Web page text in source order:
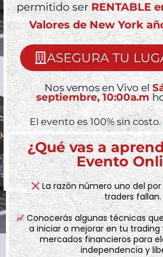
permitido serRENTABLE
Valores de New York
ASEGURA TU
Nos vemos en Vivo el
septiembre, 10:00a.m
El evento es 100% sin costo.
recibes un regalo de
¿Qué vas a
Evento
La razón número uno del por
traders fallan.
Conocerás algunas técnicas
a iniciar o mejorar en tu trading
mercados financieros para
independencia y